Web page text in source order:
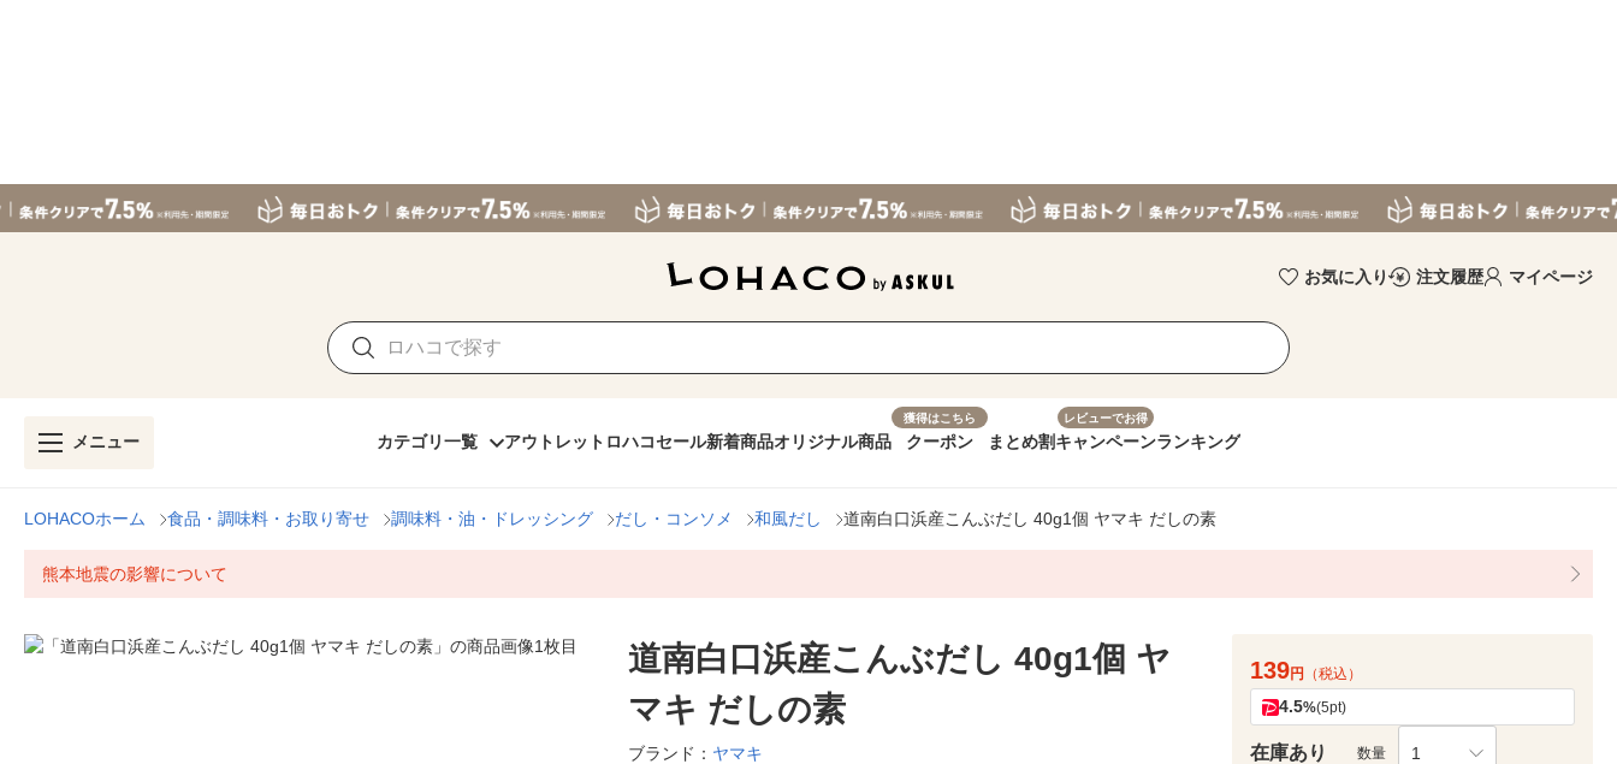
お気に入り 注文履歴 マイページ
メニュー カテゴリ一覧 アウトレット ロハコセール新着商品オリジナル商品
獲得はこちら
クーポン まとめ割
レビューでお得
キャンペーンランキング
LOHACOホーム 食品・調味料・お取り寄せ 調味料・油・ドレッシング だし・コンソメ 和風だし 道南白口浜産こんぶだし 40g1個 ヤマキ だしの素
熊本地震の影響について
道南白口浜産こんぶだし 40g1個 ヤ
マキ だしの素
ブランド： ヤマキ
139円 （税込）
4.5%(5pt)
在庫あり 数量 1